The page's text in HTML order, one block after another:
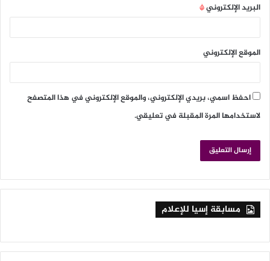
البريد الإلكتروني*
الموقع الإلكتروني
احفظ اسمي، بريدي الإلكتروني، والموقع الإلكتروني في هذا المتصفح
لاستخدامها المرة المقبلة في تعليقي.
مسابقة إسيا للإعلام